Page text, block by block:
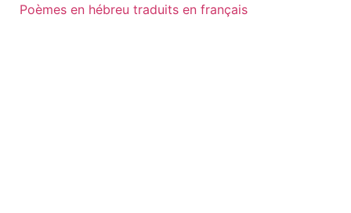
Poèmes en hébreu traduits en français